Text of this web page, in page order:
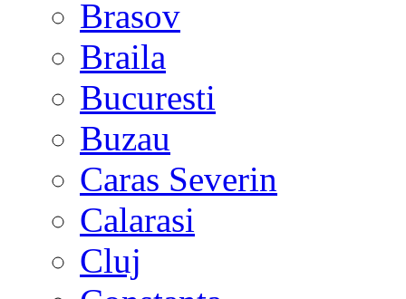
Brasov
Braila
Bucuresti
Buzau
Caras Severin
Calarasi
Cluj